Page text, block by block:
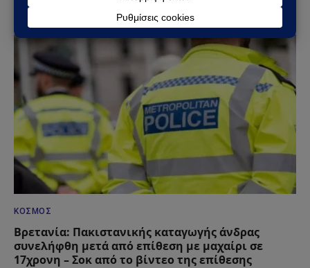
18/06/2026
ΚΌΣΜΟΣ
Βρετανία: Πακιστανικής καταγωγής άνδρας
συνελήφθη μετά από επίθεση με μαχαίρι σε
17χρονη – Σοκ από το βίντεο της επίθεσης